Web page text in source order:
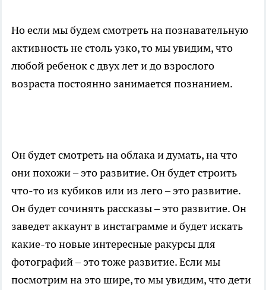
Но если мы будем смотреть на познавательную
активность не столь узко, то мы увидим, что
любой ребенок с двух лет и до взрослого
возраста постоянно занимается познанием.
Он будет смотреть на облака и думать, на что
они похожи – это развитие. Он будет строить
что-то из кубиков или из лего – это развитие.
Он будет сочинять рассказы – это развитие. Он
заведет аккаунт в инстаграмме и будет искать
какие-то новые интересные ракурсы для
фотографий – это тоже развитие. Если мы
посмотрим на это шире, то мы увидим, что дети